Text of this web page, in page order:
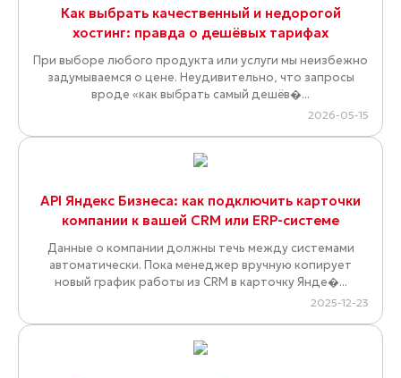
Как выбрать качественный и недорогой
хостинг: правда о дешёвых тарифах
При выборе любого продукта или услуги мы неизбежно
задумываемся о цене. Неудивительно, что запросы
вроде «как выбрать самый дешёв�...
2026-05-15
API Яндекс Бизнеса: как подключить карточки
компании к вашей CRM или ERP-системе
Данные о компании должны течь между системами
автоматически. Пока менеджер вручную копирует
новый график работы из CRM в карточку Янде�...
2025-12-23